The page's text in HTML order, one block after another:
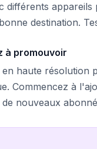
différents
destination.
à promouvoir
haute
Commencez à
nouveaux